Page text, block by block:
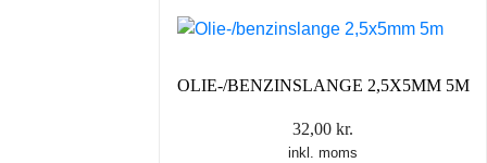
OLIE-/BENZINSLANGE 2,5X5MM 5M
32,00 kr.
inkl. moms